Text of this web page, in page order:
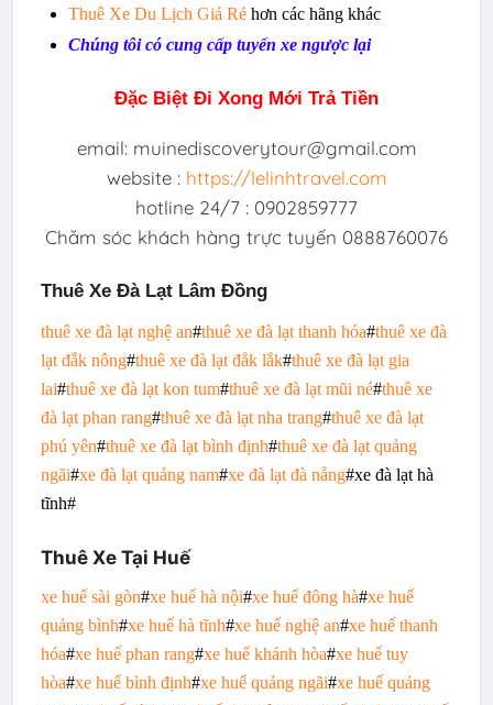
Thuê Xe Du Lịch Giá Rẻhơn các hãng khác
Chúng tôi có cung cấp tuyến xe ngược lại
Đặc Biệt Đi Xong Mới Trả Tiền
email: muinediscoverytour@gmail.com
website : https://lelinhtravel.com
hotline 24/7 : 0902859777
Chăm sóc khách hàng trực tuyến 0888760076
Thuê Xe Đà Lạt Lâm Đồng
thuê xe đà lạt nghệ an#thuê xe đà lạt thanh hóa#thuê xe đà
lạt đắk nông#thuê xe đà lạt đắk lắk#thuê xe đà lạt gia
lai#thuê xe đà lạt kon tum#thuê xe đà lạt mũi né#thuê xe
đà lạt phan rang#thuê xe đà lạt nha trang#thuê xe đà lạt
phú yên#thuê xe đà lạt bình định#thuê xe đà lạt quảng
ngãi#xe đà lạt quảng nam#xe đà lạt đà nẵng#xe đà lạt hà
tĩnh#
Thuê Xe Tại Huế
xe huế sài gòn#xe huế hà nội#xe huế đông hà#xe huế
quảng bình#xe huế hà tĩnh#xe huế nghệ an#xe huế thanh
hóa#xe huế phan rang#xe huế khánh hòa#xe huế tuy
hòa#xe huế bình định#xe huế quảng ngãi#xe huế quảng